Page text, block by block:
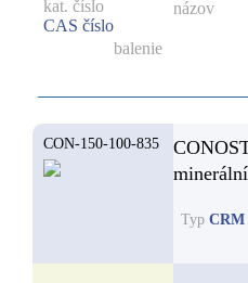
kat. číslo
CAS číslo
názov
balenie
CON-150-100-835
Typ CRM